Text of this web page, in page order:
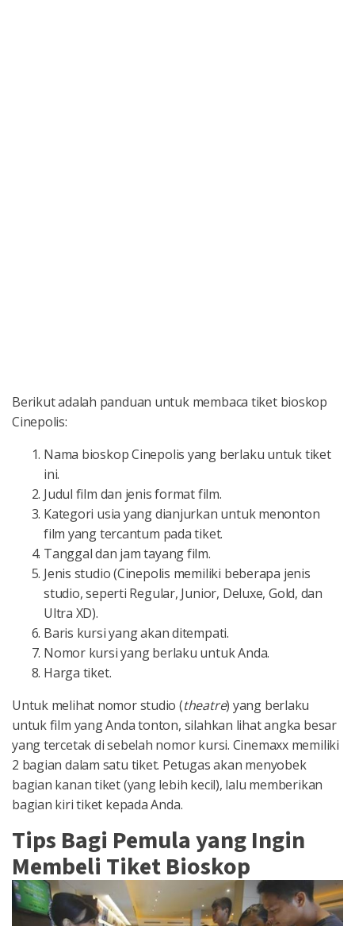
Berikut adalah panduan untuk membaca tiket bioskop
Cinepolis:
Nama bioskop Cinepolis yang berlaku untuk tiket
ini.
Judul film dan jenis format film.
Kategori usia yang dianjurkan untuk menonton
film yang tercantum pada tiket.
Tanggal dan jam tayang film.
Jenis studio (Cinepolis memiliki beberapa jenis
studio, seperti Regular, Junior, Deluxe, Gold, dan
Ultra XD).
Baris kursi yang akan ditempati.
Nomor kursi yang berlaku untuk Anda.
Harga tiket.
Untuk melihat nomor studio (theatre) yang berlaku
untuk film yang Anda tonton, silahkan lihat angka besar
yang tercetak di sebelah nomor kursi. Cinemaxx memiliki
2 bagian dalam satu tiket. Petugas akan menyobek
bagian kanan tiket (yang lebih kecil), lalu memberikan
bagian kiri tiket kepada Anda.
Tips Bagi Pemula yang Ingin
Membeli Tiket Bioskop